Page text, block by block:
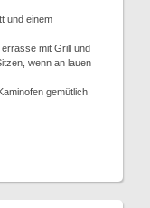
und einem
mit Grill und
wenn an lauen
gemütlich